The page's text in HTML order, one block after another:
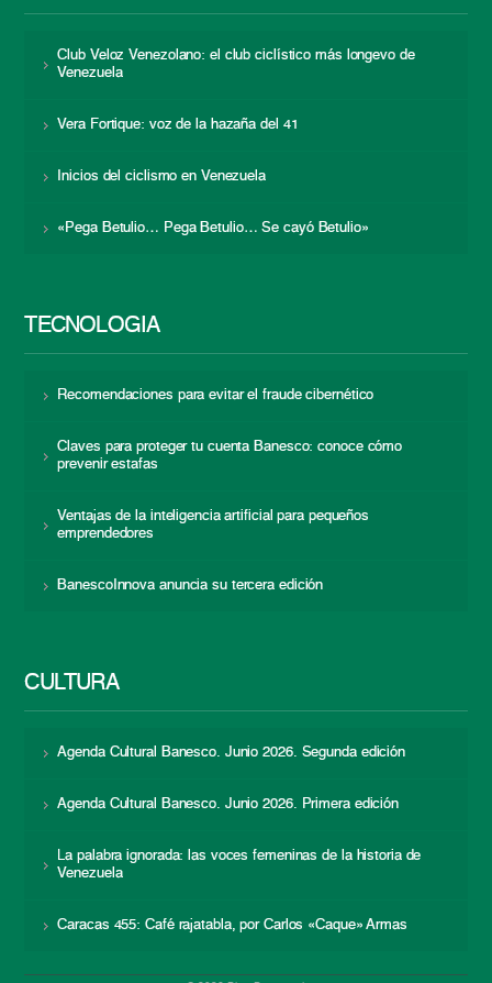
Club Veloz Venezolano: el club ciclístico más longevo de
Venezuela
Vera Fortique: voz de la hazaña del 41
Inicios del ciclismo en Venezuela
«Pega Betulio… Pega Betulio… Se cayó Betulio»
TECNOLOGÍA
Recomendaciones para evitar el fraude cibernético
Claves para proteger tu cuenta Banesco: conoce cómo
prevenir estafas
Ventajas de la inteligencia artificial para pequeños
emprendedores
BanescoInnova anuncia su tercera edición
CULTURA
Agenda Cultural Banesco. Junio 2026. Segunda edición
Agenda Cultural Banesco. Junio 2026. Primera edición
La palabra ignorada: las voces femeninas de la historia de
Venezuela
Caracas 455: Café rajatabla, por Carlos «Caque» Armas